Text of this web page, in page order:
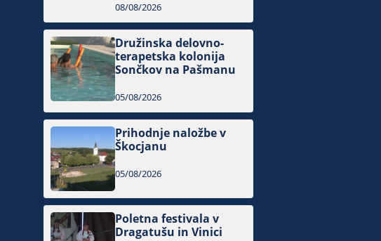
08/08/2026
Družinska delovno-
terapetska kolonija
Sončkov na Pašmanu
05/08/2026
Prihodnje naložbe v
Škocjanu
05/08/2026
Poletna festivala v
Dragatušu in Vinici